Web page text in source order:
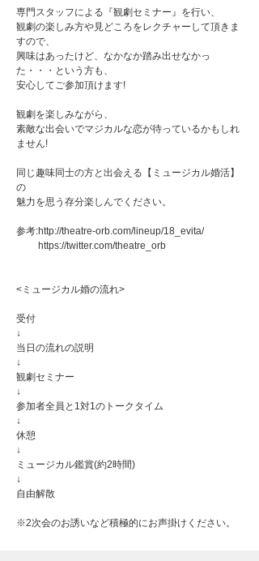
専門スタッフによる『観劇セミナー』を行い、
観劇の楽しみ方や見どころをレクチャーして頂きま
すので、
興味はあったけど、なかなか踏み出せなかっ
た・・・という方も、
安心してご参加頂けます!
観劇を楽しみながら、
素敵な出会いでマジカルな恋が待っているかもしれ
ません!
同じ趣味同士の方と出会える【ミュージカル婚活】
の
魅力を思う存分楽しんでください。
参考:http://theatre-orb.com/lineup/18_evita/
https://twitter.com/theatre_orb
<ミュージカル婚の流れ>
受付
↓
当日の流れの説明
↓
観劇セミナー
↓
参加者全員と1対1のトークタイム
↓
休憩
↓
ミュージカル鑑賞(約2時間)
↓
自由解散
※2次会のお誘いなど積極的にお声掛けください。